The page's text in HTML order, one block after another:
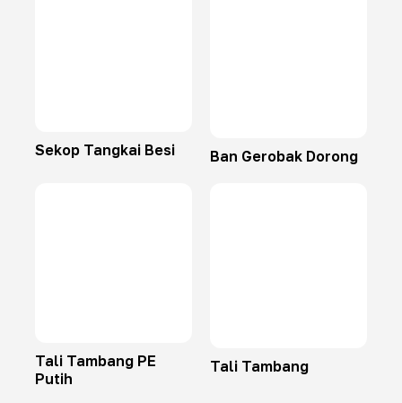
Sekop Tangkai Besi Ban Gerobak Dorong
Tali Tambang PE
Putih
Tali Tambang